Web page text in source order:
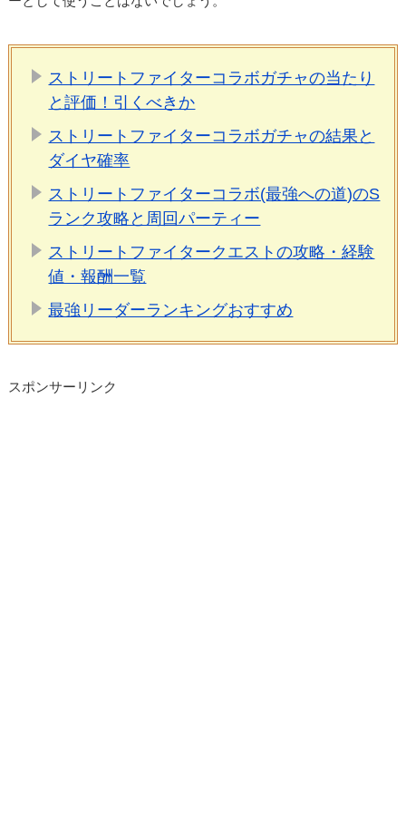
ストリートファイターコラボガチャの当たり
と評価！引くべきか
ストリートファイターコラボガチャの結果と
ダイヤ確率
ストリートファイターコラボ(最強への道)のS
ランク攻略と周回パーティー
ストリートファイタークエストの攻略・経験
値・報酬一覧
最強リーダーランキングおすすめ
スポンサーリンク